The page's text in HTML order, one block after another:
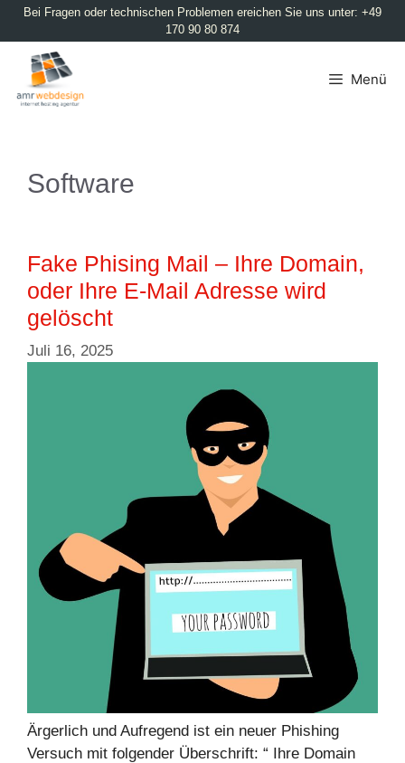
Bei Fragen oder technischen Problemen ereichen Sie uns unter: +49
170 90 80 874
Menü
Software
Fake Phising Mail – Ihre Domain,
oder Ihre E-Mail Adresse wird
gelöscht
Juli 16, 2025
Ärgerlich und Aufregend ist ein neuer Phishing
Versuch mit folgender Überschrift: “ Ihre Domain